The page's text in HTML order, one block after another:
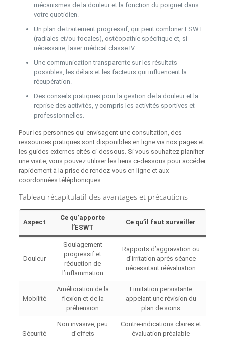
mécanismes de la douleur et la fonction du poignet dans
votre quotidien.
Un plan de traitement progressif, qui peut combiner ESWT
(radiales et/ou focales), ostéopathie spécifique et, si
nécessaire, laser médical classe IV.
Une communication transparente sur les résultats
possibles, les délais et les facteurs qui influencent la
récupération.
Des conseils pratiques pour la gestion de la douleur et la
reprise des activités, y compris les activités sportives et
professionnelles.
Pour les personnes qui envisagent une consultation, des
ressources pratiques sont disponibles en ligne via nos pages et
les guides externes cités ci‑dessous. Si vous souhaitez planifier
une visite, vous pouvez utiliser les liens ci‑dessous pour accéder
rapidement à la prise de rendez‑vous en ligne et aux
coordonnées téléphoniques.
Tableau récapitulatif des avantages et précautions
Aspect
Ce qu’apporte
l’ESWT
Ce qu’il faut surveiller
Douleur
Soulagement
progressif et
réduction de
l’inflammation
Rapports d’aggravation ou
d’irritation après séance
nécessitant réévaluation
Mobilité
Amélioration de la
flexion et de la
préhension
Limitation persistante
appelant une révision du
plan de soins
Sécurité
Non invasive, peu
d’effets
Contre-indications claires et
évaluation préalable